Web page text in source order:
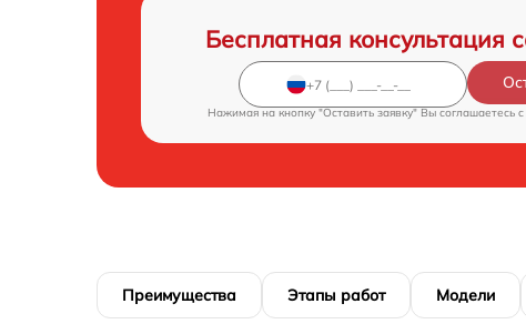
Бесплатная консультация
Нажимая на кнопку "Оставить заявку" Вы соглашаетесь c
Преимущества Этапы работ Модели